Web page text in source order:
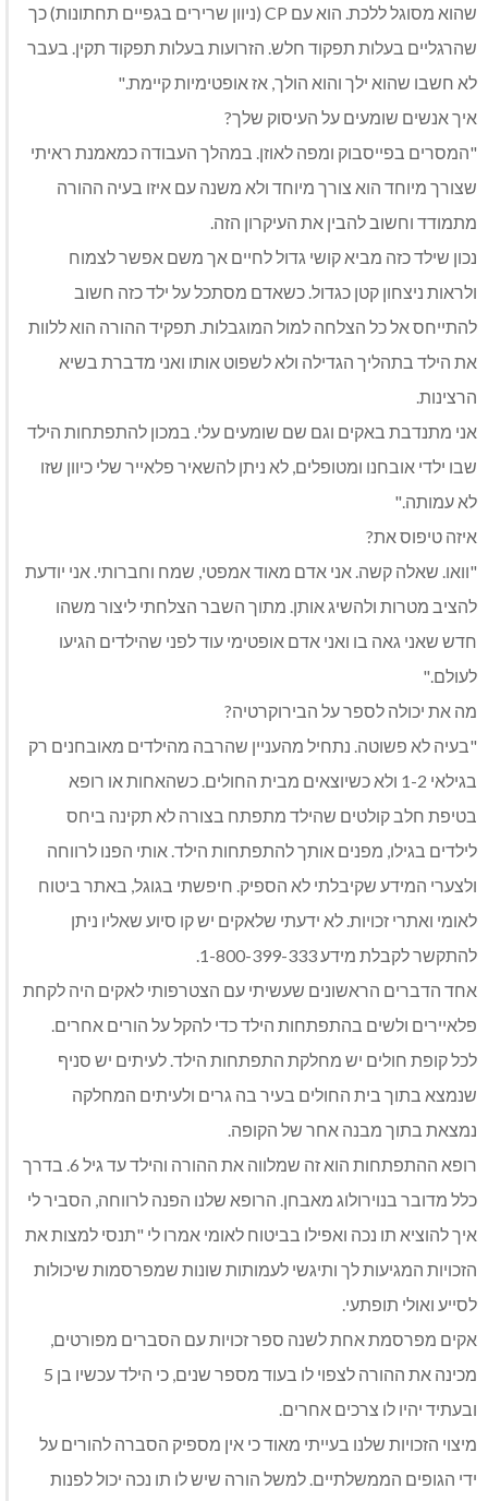
שהוא מסוגל ללכת. הוא עם CP (ניוון שרירים בגפיים תחתונות) כך
שהרגליים בעלות תפקוד חלש. הזרועות בעלות תפקוד תקין. בעבר
לא חשבו שהוא ילך והוא הולך, אז אופטימיות קיימת."
איך אנשים שומעים על העיסוק שלך?
"המסרים בפייסבוק ומפה לאוזן. במהלך העבודה כמאמנת ראיתי
שצורך מיוחד הוא צורך מיוחד ולא משנה עם איזו בעיה ההורה
מתמודד וחשוב להבין את העיקרון הזה.
נכון שילד כזה מביא קושי גדול לחיים אך משם אפשר לצמוח
ולראות ניצחון קטן כגדול. כשאדם מסתכל על ילד כזה חשוב
להתייחס אל כל הצלחה למול המוגבלות. תפקיד ההורה הוא ללוות
את הילד בתהליך הגדילה ולא לשפוט אותו ואני מדברת בשיא
הרצינות.
אני מתנדבת באקים וגם שם שומעים עלי. במכון להתפתחות הילד
שבו ילדי אובחנו ומטופלים, לא ניתן להשאיר פלאייר שלי כיוון שזו
לא עמותה."
איזה טיפוס את?
"וואו. שאלה קשה. אני אדם מאוד אמפטי, שמח וחברותי. אני יודעת
להציב מטרות ולהשיג אותן. מתוך השבר הצלחתי ליצור משהו
חדש שאני גאה בו ואני אדם אופטימי עוד לפני שהילדים הגיעו
לעולם."
מה את יכולה לספר על הבירוקרטיה?
"בעיה לא פשוטה. נתחיל מהעניין שהרבה מהילדים מאובחנים רק
בגילאי 1-2 ולא כשיוצאים מבית החולים. כשהאחות או רופא
בטיפת חלב קולטים שהילד מתפתח בצורה לא תקינה ביחס
לילדים בגילו, מפנים אותך להתפתחות הילד. אותי הפנו לרווחה
ולצערי המידע שקיבלתי לא הספיק. חיפשתי בגוגל, באתר ביטוח
לאומי ואתרי זכויות. לא ידעתי שלאקים יש קו סיוע שאליו ניתן
להתקשר לקבלת מידע 1-800-399-333.
אחד הדברים הראשונים שעשיתי עם הצטרפותי לאקים היה לקחת
פלאיירים ולשים בהתפתחות הילד כדי להקל על הורים אחרים.
לכל קופת חולים יש מחלקת התפתחות הילד. לעיתים יש סניף
שנמצא בתוך בית החולים בעיר בה גרים ולעיתים המחלקה
נמצאת בתוך מבנה אחר של הקופה.
רופא ההתפתחות הוא זה שמלווה את ההורה והילד עד גיל 6. בדרך
כלל מדובר בנוירולוג מאבחן. הרופא שלנו הפנה לרווחה, הסביר לי
איך להוציא תו נכה ואפילו בביטוח לאומי אמרו לי "תנסי למצות את
הזכויות המגיעות לך ותיגשי לעמותות שונות שמפרסמות שיכולות
לסייע ואולי תופתעי.
אקים מפרסמת אחת לשנה ספר זכויות עם הסברים מפורטים,
מכינה את ההורה לצפוי לו בעוד מספר שנים, כי הילד עכשיו בן 5
ובעתיד יהיו לו צרכים אחרים.
מיצוי הזכויות שלנו בעייתי מאוד כי אין מספיק הסברה להורים על
ידי הגופים הממשלתיים. למשל הורה שיש לו תו נכה יכול לפנות